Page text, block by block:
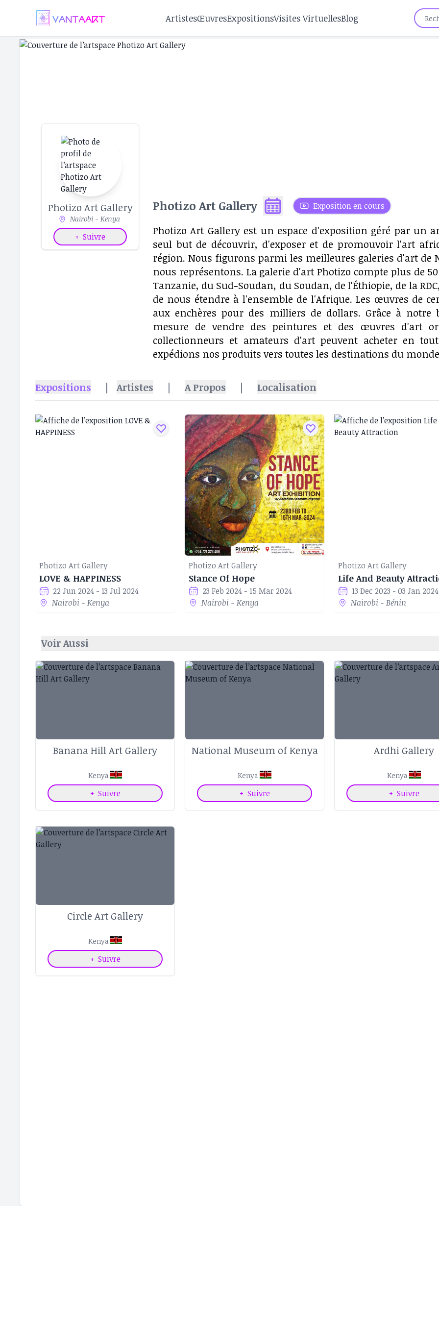
ArtistesŒuvresExpositionsVisites VirtuellesBlog
Photizo Art Gallery
Nairobi - Kenya
+ Suivre
Photizo Art Gallery Exposition en cours
Photizo Art Gallery est un espace d'exposition géré par un
seul but de découvrir, d'exposer et de promouvoir l'art
région. Nous figurons parmi les meilleures galeries d'art de
nous représentons. La galerie d'art Photizo compte plus de
Tanzanie, du Sud-Soudan, du Soudan, de l'Éthiopie, de la
de nous étendre à l'ensemble de l'Afrique. Les œuvres de
aux enchères pour des milliers de dollars. Grâce à
mesure de vendre des peintures et des œuvres d'art
collectionneurs et amateurs d'art peuvent acheter en
expédions nos produits vers toutes les destinations du
Expositions | Artistes | A Propos | Localisation
Photizo Art Gallery
LOVE & HAPPINESS
22 Jun 2024 - 13 Jul 2024
Nairobi - Kenya
Photizo Art Gallery
Stance Of Hope
23 Feb 2024 - 15 Mar 2024
Nairobi - Kenya
Photizo Art Gallery
Life And Beauty
13 Dec 2023 - 03 Jan 2024
Nairobi - Bénin
Voir Aussi
Banana Hill Art Gallery
Kenya
+ Suivre
National Museum of Kenya
Kenya
+ Suivre
Ardhi Gallery
Kenya
+ Suivre
Circle Art Gallery
Kenya
+ Suivre